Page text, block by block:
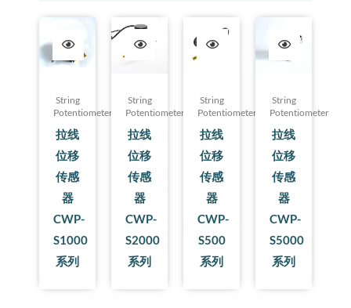
String
Potentiometer
拉线
位移
传感
器
CWP-
S1000
系列
String
Potentiometer
拉线
位移
传感
器
CWP-
S2000
系列
String
Potentiometer
拉线
位移
传感
器
CWP-
S500
系列
String
Potentiometer
拉线
位移
传感
器
CWP-
S5000
系列